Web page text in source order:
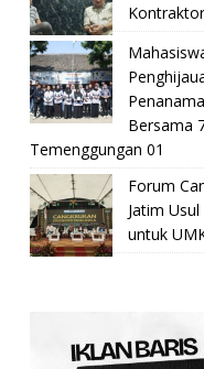
Kontraktor
Bersama
Temenggungan 01
Forum
Jatim
untuk